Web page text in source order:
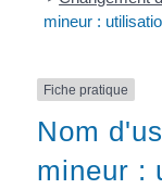
mineur :
Fiche pratique
Nom
mineur :